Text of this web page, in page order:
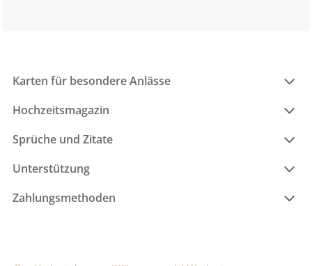
Karten für besondere Anlässe
Hochzeitsmagazin
Sprüche und Zitate
Unterstützung
Zahlungsmethoden